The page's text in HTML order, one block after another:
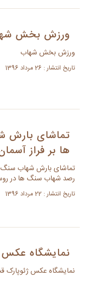
ورزش بخش
ورزش بخش شهاب
تاریخ انتشار : 26 مرداد 1396
تماشای بارش
ها بر فراز
تماشای بارش شهاب سنگ
رصد شهاب سنگ ها در
تاریخ انتشار : 22 مرداد 1396
نمایشگاه عکس
نمایشگاه عکس ژئوپارک